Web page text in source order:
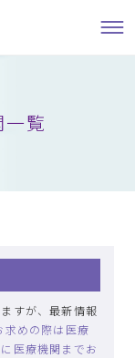
覧
すが、最新情報
求めの際は医療
医療機関までお